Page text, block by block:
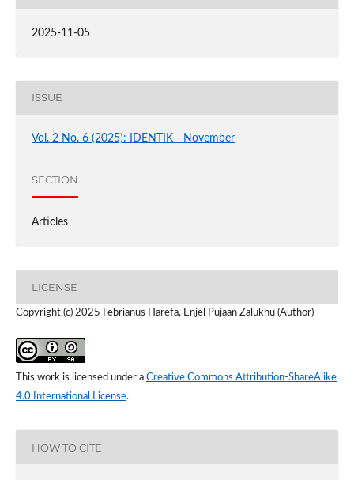
2025-11-05
ISSUE
Vol. 2 No. 6 (2025): IDENTIK - November
SECTION
Articles
LICENSE
Copyright (c) 2025 Febrianus Harefa, Enjel Pujaan Zalukhu (Author)
This work is licensed under a Creative Commons Attribution-ShareAlike
4.0 International License.
HOW TO CITE